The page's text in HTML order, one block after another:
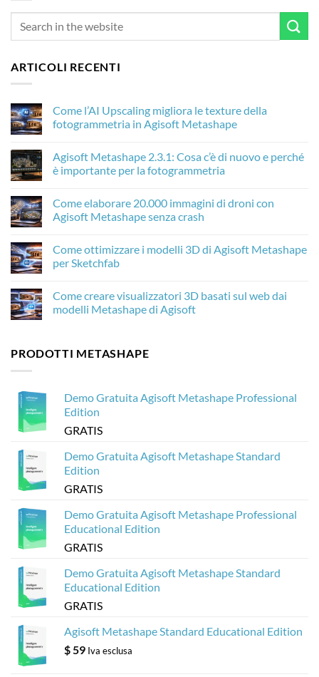
ARTICOLI RECENTI
Come l’AI Upscaling migliora le texture della
fotogrammetria in Agisoft Metashape
su
Come
l’AI
le
texture
della
Agisoft
Metashape
Agisoft Metashape 2.3.1: Cosa c’è di nuovo e perché
è importante per la fotogrammetria
su
Agisoft
Metashape
c’è
nuovo
è
importante
per
Come elaborare 20.000 immagini di droni con
Agisoft Metashape senza crash
su
elaborare
di
con
crash
Come ottimizzare i modelli 3D di Agisoft Metashape
per Sketchfab
su
ottimizzare
di
Agisoft
Come creare visualizzatori 3D basati sul web dai
modelli Metashape di Agisoft
Come
creare
web
modelli
Metashape
Agisoft
PRODOTTI METASHAPE
Demo Gratuita Agisoft Metashape Professional
Edition
GRATIS
Demo Gratuita Agisoft Metashape Standard
Edition
GRATIS
Demo Gratuita Agisoft Metashape Professional
Educational Edition
GRATIS
Demo Gratuita Agisoft Metashape Standard
Educational Edition
GRATIS
Agisoft Metashape Standard Educational Edition
$ 59 Iva esclusa